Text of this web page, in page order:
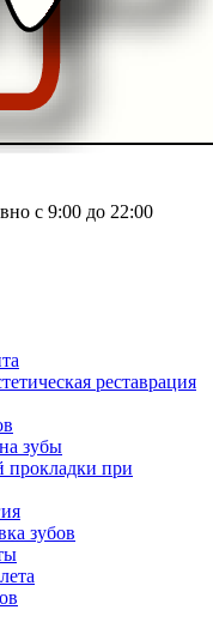
с 9:00 до 22:00
реставрация
зубы
прокладки при
зубов